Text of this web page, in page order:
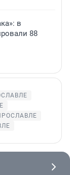
в
88